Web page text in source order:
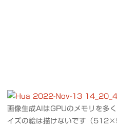
画像生成AIはGPUのメモリを多
イズの絵は描けないです（